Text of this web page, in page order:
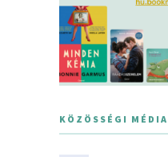
KÖZÖSSÉGI